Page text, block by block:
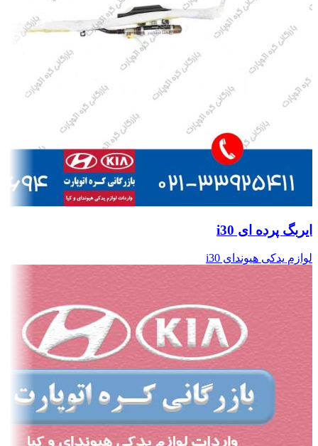
ایربگ پرده ای i30
لوازم یدکی هیوندای i30